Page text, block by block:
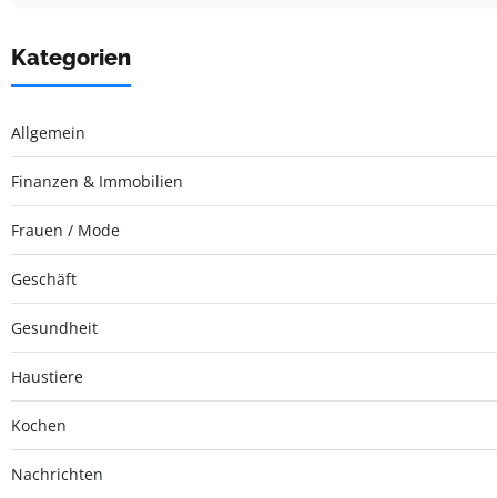
Kategorien
Allgemein
Finanzen & Immobilien
Frauen / Mode
Geschäft
Gesundheit
Haustiere
Kochen
Nachrichten